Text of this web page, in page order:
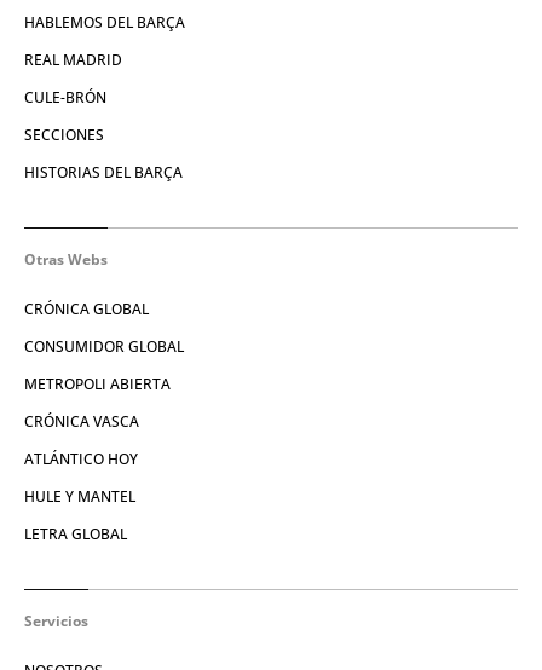
HABLEMOS DEL BARÇA
REAL MADRID
CULE-BRÓN
SECCIONES
HISTORIAS DEL BARÇA
Otras Webs
CRÓNICA GLOBAL
CONSUMIDOR GLOBAL
METROPOLI ABIERTA
CRÓNICA VASCA
ATLÁNTICO HOY
HULE Y MANTEL
LETRA GLOBAL
Servicios